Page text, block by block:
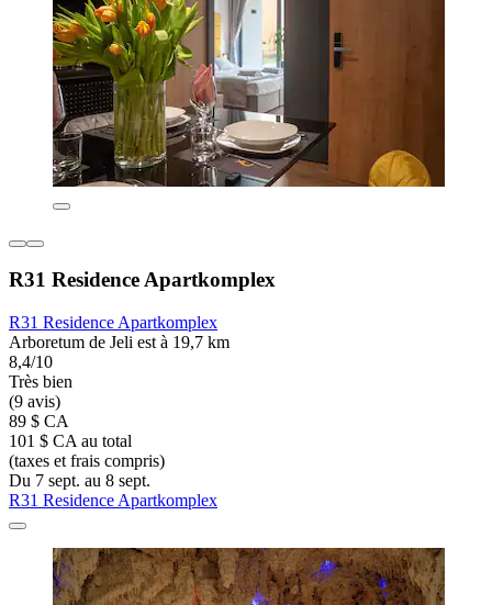
R31 Residence Apartkomplex
R31 Residence Apartkomplex
Arboretum de Jeli est à 19,7 km
8,4/10
Très bien
(9 avis)
89 $ CA
101 $ CA au total
(taxes et frais compris)
Du 7 sept. au 8 sept.
R31 Residence Apartkomplex